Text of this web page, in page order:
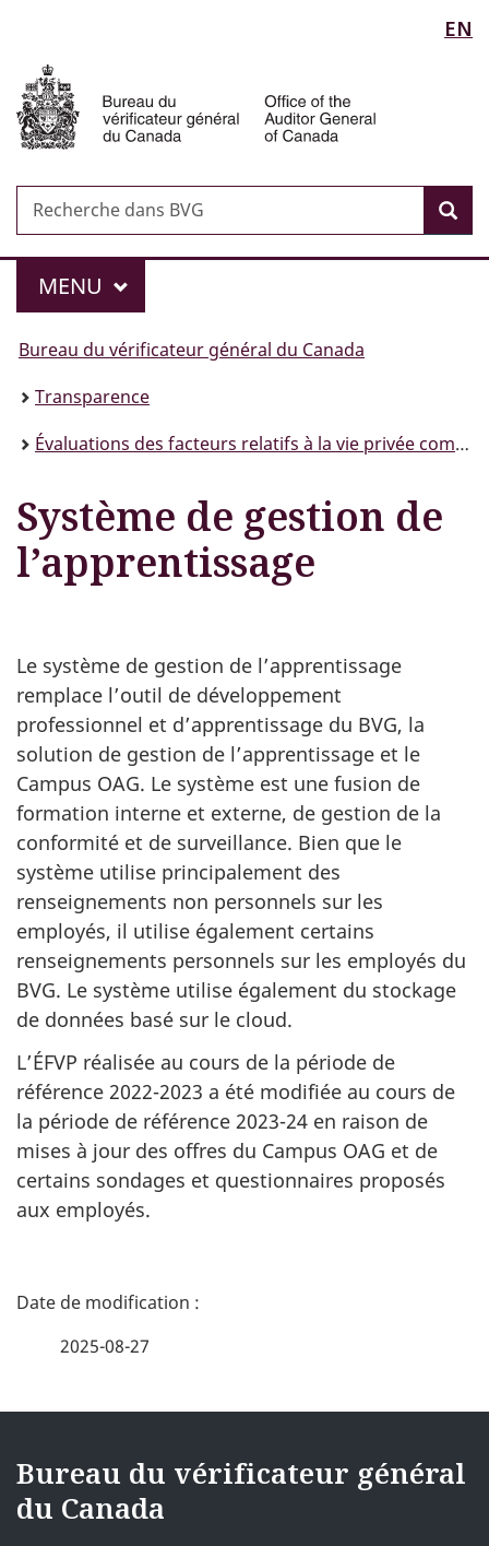
principal
Au
sujet
version
HTML
de
la
langue
EN
Recherche
Recherche
dans
Menu
MAIN
MENU
Vous
êtes
ici :
Bureau du vérificateur général du Canada
Transparence
Évaluations des facteurs relatifs à la vie privée complétées
Système de gestion de
l’apprentissage
Le système de gestion de l’apprentissage
remplace l’outil de développement
professionnel et d’apprentissage du BVG, la
solution de gestion de l’apprentissage et le
Campus OAG. Le système est une fusion de
formation interne et externe, de gestion de la
conformité et de surveillance. Bien que le
système utilise principalement des
renseignements non personnels sur les
employés, il utilise également certains
renseignements personnels sur les employés du
BVG. Le système utilise également du stockage
de données basé sur le cloud.
L’ÉFVP réalisée au cours de la période de
référence 2022-2023 a été modifiée au cours de
la période de référence 2023-24 en raison de
mises à jour des offres du Campus OAG et de
certains sondages et questionnaires proposés
aux employés.
D
a
i
l
2025-08-27
i18nText-
footerSite
Bureau du vérificateur général
du Canada